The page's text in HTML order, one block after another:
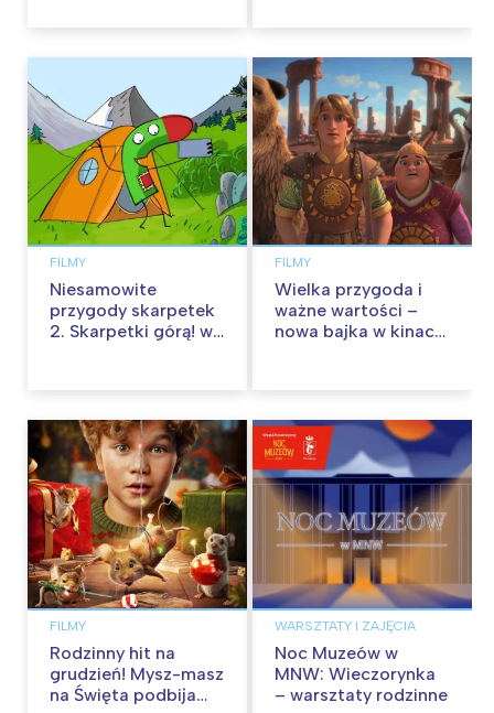
FILMY
Niesamowite
przygody skarpetek
2. Skarpetki górą! w
FILMY
Wielka przygoda i
ważne wartości –
nowa bajka w kinach
FILMY
Rodzinny hit na
grudzień! Mysz-masz
na Święta podbija
WARSZTATY I ZAJĘCIA
Noc Muzeów w
MNW: Wieczorynka
– warsztaty rodzinne